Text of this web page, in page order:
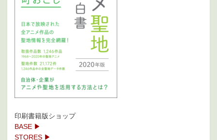
印刷書籍版ショップ
BASE ▶
STORES ▶